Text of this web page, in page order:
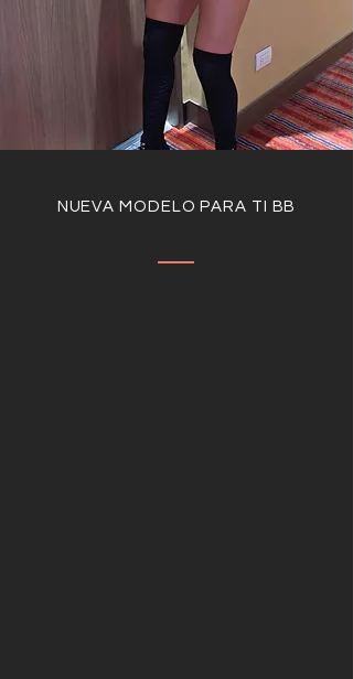
NUEVA MODELO PARA TI BB